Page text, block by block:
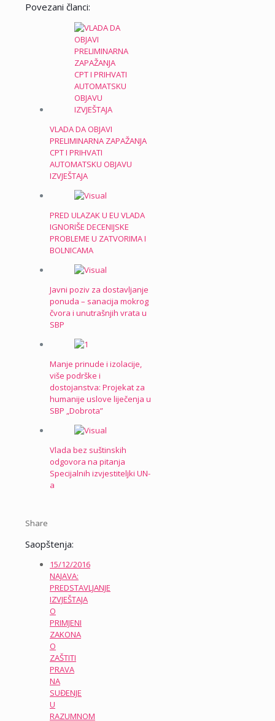
Povezani članci:
VLADA DA OBJAVI
PRELIMINARNA ZAPAŽANJA
CPT I PRIHVATI
AUTOMATSKU OBJAVU
IZVJEŠTAJA
PRED ULAZAK U EU VLADA
IGNORIŠE DECENIJSKE
PROBLEME U ZATVORIMA I
BOLNICAMA
Javni poziv za dostavljanje
ponuda – sanacija mokrog
čvora i unutrašnjih vrata u
SBP
Manje prinude i izolacije,
više podrške i
dostojanstva: Projekat za
humanije uslove liječenja u
SBP „Dobrota”
Vlada bez suštinskih
odgovora na pitanja
Specijalnih izvjestiteljki UN-
a
Share
Saopštenja:
15/12/2016
NAJAVA:
PREDSTAVLJANJE
IZVJEŠTAJA
O
PRIMJENI
ZAKONA
O
ZAŠTITI
PRAVA
NA
SUĐENJE
U
RAZUMNOM